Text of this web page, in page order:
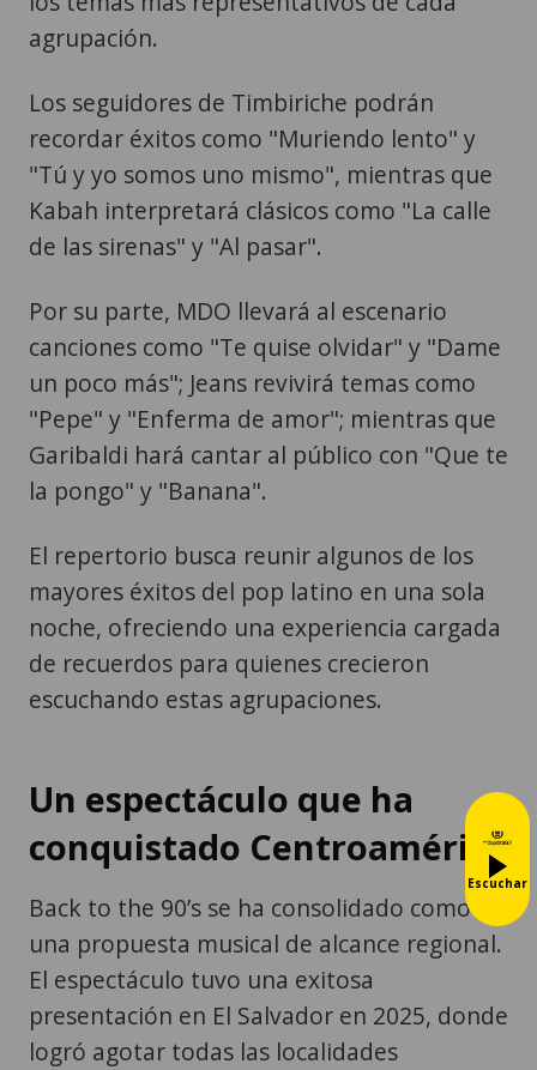
agrupación.
Los seguidores de Timbiriche podrán
recordar éxitos como "Muriendo lento" y
"Tú y yo somos uno mismo", mientras que
Kabah interpretará clásicos como "La calle
de las sirenas" y "Al pasar".
Por su parte, MDO llevará al escenario
canciones como "Te quise olvidar" y "Dame
un poco más"; Jeans revivirá temas como
"Pepe" y "Enferma de amor"; mientras que
Garibaldi hará cantar al público con "Que te
la pongo" y "Banana".
El repertorio busca reunir algunos de los
mayores éxitos del pop latino en una sola
noche, ofreciendo una experiencia cargada
de recuerdos para quienes crecieron
escuchando estas agrupaciones.
Un espectáculo que ha
conquistado Centroamérica
Back to the 90’s se ha consolidado como
una propuesta musical de alcance regional.
El espectáculo tuvo una exitosa
presentación en El Salvador en 2025, donde
logró agotar todas las localidades
Escuchar